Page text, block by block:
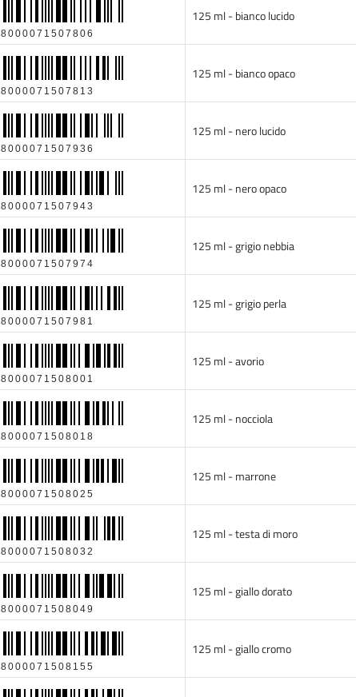
8000071507806
125 ml - bianco lucido
8000071507813
125 ml - bianco opaco
8000071507936
125 ml - nero lucido
8000071507943
125 ml - nero opaco
8000071507974
125 ml - grigio nebbia
8000071507981
125 ml - grigio perla
8000071508001
125 ml - avorio
8000071508018
125 ml - nocciola
8000071508025
125 ml - marrone
8000071508032
125 ml - testa di moro
8000071508049
125 ml - giallo dorato
8000071508155
125 ml - giallo cromo